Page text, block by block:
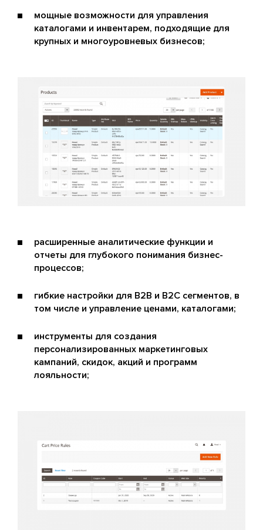
мощные возможности для управления
каталогами и инвентарем, подходящие для
крупных и многоуровневых бизнесов;
расширенные аналитические функции и
отчеты для глубокого понимания бизнес-
процессов;
гибкие настройки для B2B и B2C сегментов, в
том числе и управление ценами, каталогами;
инструменты для создания
персонализированных маркетинговых
кампаний, скидок, акций и программ
лояльности;